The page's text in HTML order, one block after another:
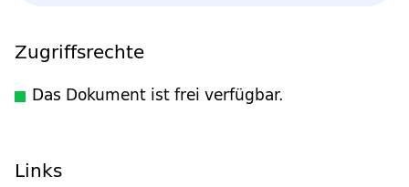
Zugriffsrechte
Das Dokument ist frei verfügbar.
Links